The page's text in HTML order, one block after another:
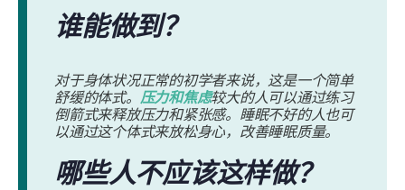
谁能做到？
对于身体状况正常的初学者来说，这是一个简单
舒缓的体式。 压力和焦虑较大的人可以通过练习
倒箭式来释放压力和紧张感。睡眠不好的人也可
以通过这个体式来放松身心，改善睡眠质量。
哪些人不应该这样做？